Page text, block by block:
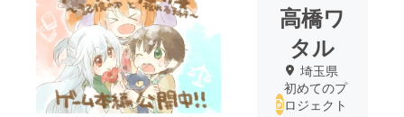
高橋ワ
タル
埼玉県
初めてのプ
ロジェクト